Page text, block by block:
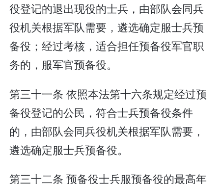
役登记的退出现役的士兵，由部队会同兵
役机关根据军队需要，遴选确定服士兵预
备役；经过考核，适合担任预备役军官职
务的，服军官预备役。
第三十一条 依照本法第十六条规定经过预
备役登记的公民，符合士兵预备役条件
的，由部队会同兵役机关根据军队需要，
遴选确定服士兵预备役。
第三十二条 预备役士兵服预备役的最高年